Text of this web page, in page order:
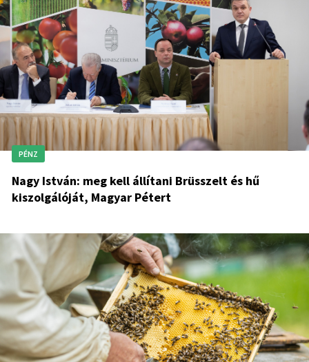
PÉNZ
Nagy István: meg kell állítani Brüsszelt és hű
kiszolgálóját, Magyar Pétert